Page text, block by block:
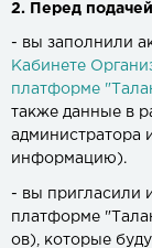
2. Перед
- вы заполнили
Кабинете
платформе
также данные в
администратора
информацию).
- вы пригласили
платформе
ов), которые